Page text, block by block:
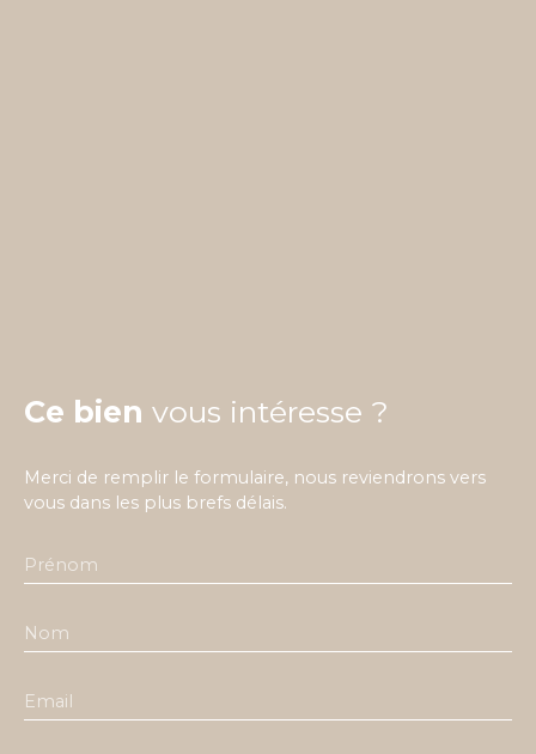
Ce bien vous intéresse ?
Merci de remplir le formulaire, nous reviendrons vers
vous dans les plus brefs délais.
Prénom
Nom
Email